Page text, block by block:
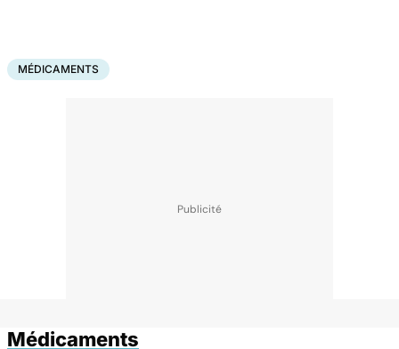
MÉDICAMENTS
Médicaments